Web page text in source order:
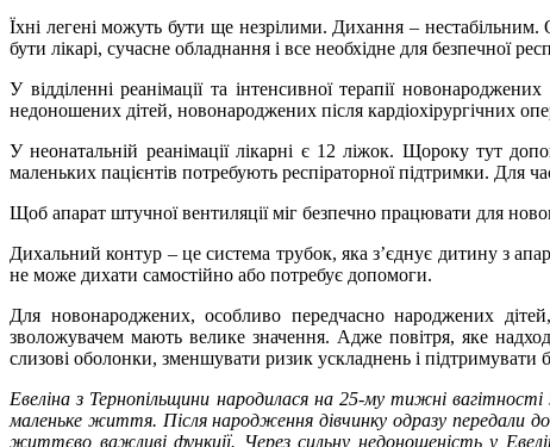
Їхні легені можуть бути ще незрілими. Дихання –
бути лікарі, сучасне обладнання і все необхідне для безпечної
У відділенні реанімації та інтенсивної терапії
недоношених дітей, новонароджених після кардіохірургічних
У неонатальній реанімації лікарні є 12 ліжок. Щороку тут
маленьких пацієнтів потребують респіраторної підтримки. Для
Щоб апарат штучної вентиляції міг безпечно працювати для
Дихальний контур – це система трубок, яка з’єднує дитину з
не може дихати самостійно або потребує допомоги.
Для новонароджених, особливо передчасно народжених
зволожувачем мають велике значення. Адже повітря, яке
слизові оболонки, зменшувати ризик ускладнень і
Евеліна з Тернопільщини народилася на 25-му тижні вагітності
маленьке життя. Після народження дівчинку одразу передали
життєво важливі функції. Через сильну недоношеність у